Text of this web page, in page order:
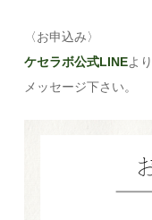
〈お申込み〉
ケセラボ公式LINEよ
メッセージ下さい。